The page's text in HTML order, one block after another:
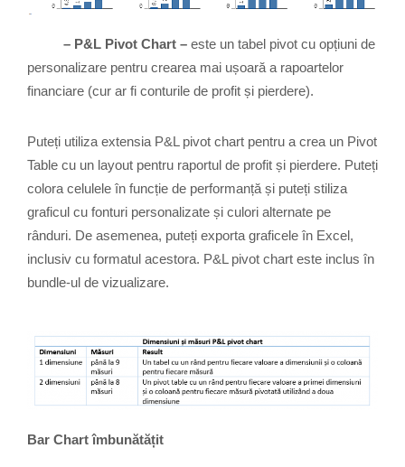
– P&L Pivot Chart – este un tabel pivot cu opțiuni de
personalizare pentru crearea mai ușoară a rapoartelor
financiare (cur ar fi conturile de profit și pierdere).
Puteți utiliza extensia P&L pivot chart pentru a crea un Pivot
Table cu un layout pentru raportul de profit și pierdere. Puteți
colora celulele în funcție de performanță și puteți stiliza
graficul cu fonturi personalizate și culori alternate pe
rânduri. De asemenea, puteți exporta graficele în Excel,
inclusiv cu formatul acestora. P&L pivot chart este inclus în
bundle-ul de vizualizare.
Bar Chart îmbunătățit